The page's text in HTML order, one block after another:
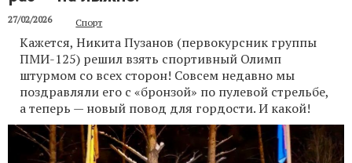
27/02/2026 Спорт
Кажется, Никита Пузанов (первокурсник группы
ПМИ-125) решил взять спортивный Олимп
штурмом со всех сторон! Совсем недавно мы
поздравляли его с «бронзой» по пулевой стрельбе,
а теперь — новый повод для гордости. И какой!